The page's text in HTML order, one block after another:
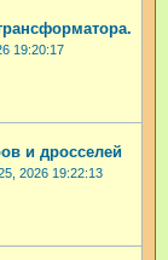
19:20:17
и дросселей
2026 19:22:13